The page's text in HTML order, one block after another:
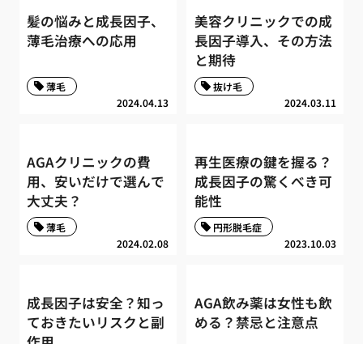
髪の悩みと成長因子、
薄毛治療への応用
2024.04.13
薄毛
美容クリニックでの成
長因子導入、その方法
と期待
2024.03.11
抜け毛
AGAクリニックの費
用、安いだけで選んで
大丈夫？
2024.02.08
薄毛
再生医療の鍵を握る？
成長因子の驚くべき可
能性
2023.10.03
円形脱毛症
成長因子は安全？知っ
ておきたいリスクと副
AGA飲み薬は女性も飲
める？禁忌と注意点